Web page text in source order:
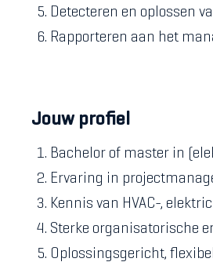
Detecteren en oplossen
Rapporteren aan het
Jouw profiel
Bachelor of master in
Ervaring in
Kennis van HVAC-,
Sterke organisatorische
Oplossingsgericht,